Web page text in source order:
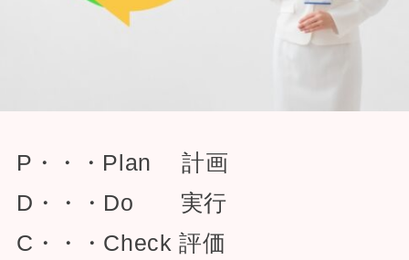
P・・・Plan 計画
D・・・Do 実行
C・・・Check 評価